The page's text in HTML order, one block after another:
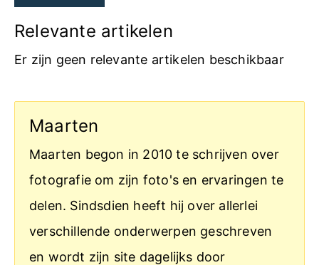
Relevante artikelen
Er zijn geen relevante artikelen beschikbaar
Maarten
Maarten begon in 2010 te schrijven over
fotografie om zijn foto's en ervaringen te
delen. Sindsdien heeft hij over allerlei
verschillende onderwerpen geschreven
en wordt zijn site dagelijks door